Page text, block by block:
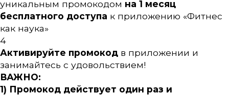
уникальным промокодом на 1 месяц
бесплатного доступа к приложению «Фитнес
как наука»
4
Активируйте промокод в приложении и
занимайтесь с удовольствием!
ВАЖНО:
1) Промокод действует один раз и